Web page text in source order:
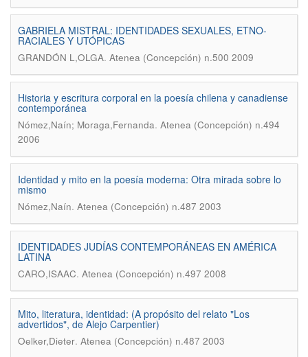
GABRIELA MISTRAL: IDENTIDADES SEXUALES, ETNO-
RACIALES Y UTÓPICAS
GRANDÓN L,OLGA. Atenea (Concepción) n.500 2009
Historia y escritura corporal en la poesía chilena y canadiense
contemporánea
Nómez,Naín; Moraga,Fernanda. Atenea (Concepción) n.494
2006
Identidad y mito en la poesía moderna: Otra mirada sobre lo
mismo
Nómez,Naín. Atenea (Concepción) n.487 2003
IDENTIDADES JUDÍAS CONTEMPORÁNEAS EN AMÉRICA
LATINA
CARO,ISAAC. Atenea (Concepción) n.497 2008
Mito, literatura, identidad: (A propósito del relato "Los
advertidos", de Alejo Carpentier)
Oelker,Dieter. Atenea (Concepción) n.487 2003